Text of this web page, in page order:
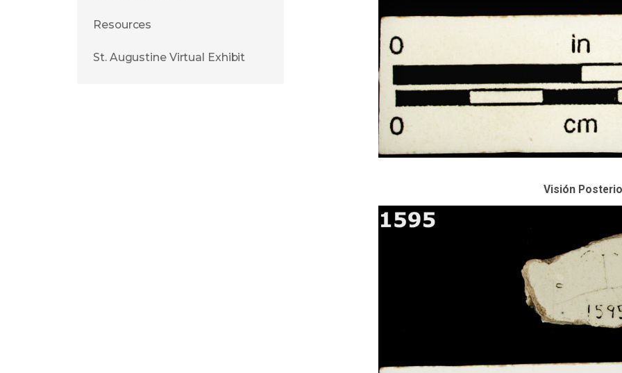
Resources
St. Augustine Virtual Exhibit
Visión